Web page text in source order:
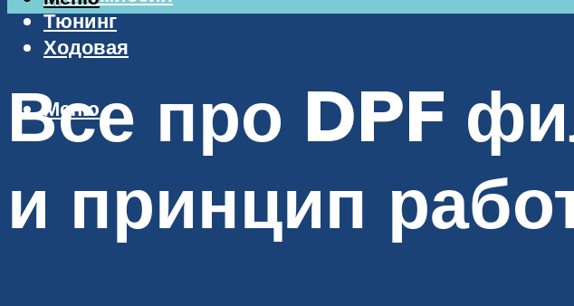
Тюнинг
Ходовая
Меню
Все про DPF
и принцип